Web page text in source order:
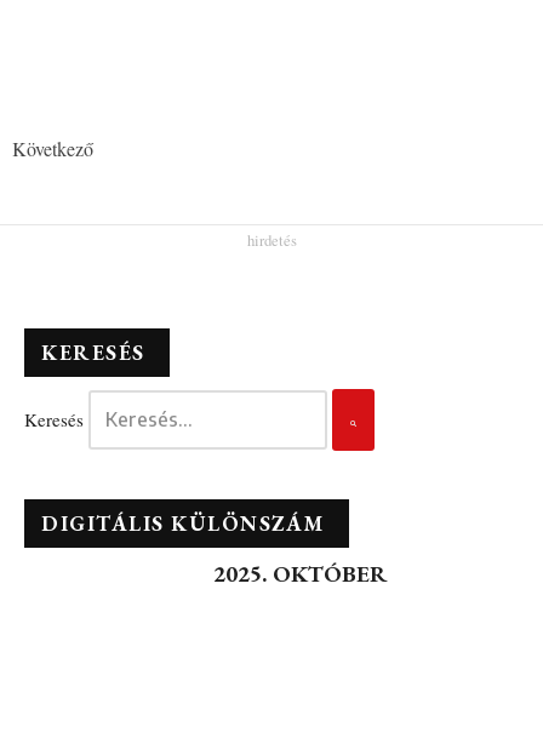
Következő
KERESÉS
Keresés
DIGITÁLIS KÜLÖNSZÁM
2025. OKTÓBER